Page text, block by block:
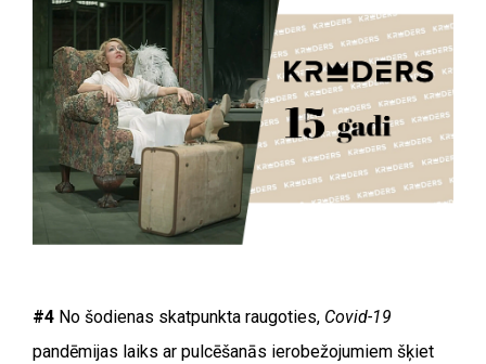
#4 No šodienas skatpunkta raugoties, Covid-19
pandēmijas laiks ar pulcēšanās ierobežojumiem šķiet